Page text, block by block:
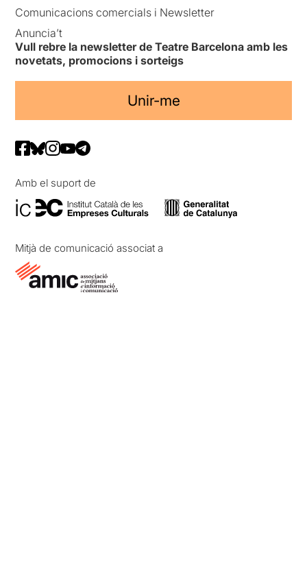
Comunicacions comercials i Newsletter
Anuncia’t
Vull rebre la newsletter de Teatre Barcelona amb les
novetats, promocions i sorteigs
Unir-me
Amb el suport de
Mitjà de comunicació associat a